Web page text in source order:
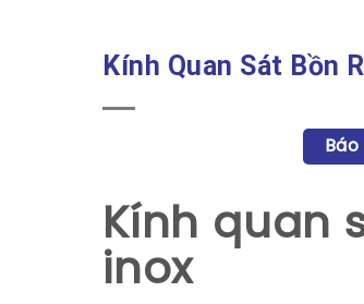
Kính Quan Sát Bồn
Kính quan
inox